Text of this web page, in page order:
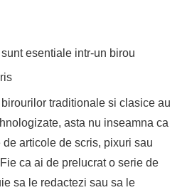
esentiale intr-un birou
traditionale si clasice au
asta nu inseamna ca
articole de scris, pixuri sau
ca ai de prelucrat o serie de
sa le redactezi sau sa le